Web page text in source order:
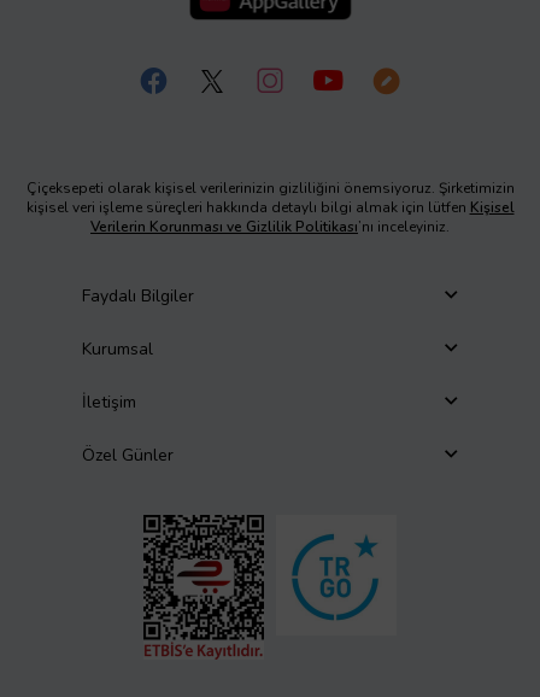
Çiçeksepeti olarak kişisel verilerinizin gizliliğini önemsiyoruz. Şirketimizin
kişisel veri işleme süreçleri hakkında detaylı bilgi almak için lütfen Kişisel
Verilerin Korunması ve Gizlilik Politikası’nı inceleyiniz.
Faydalı Bilgiler
Kurumsal
İletişim
Özel Günler